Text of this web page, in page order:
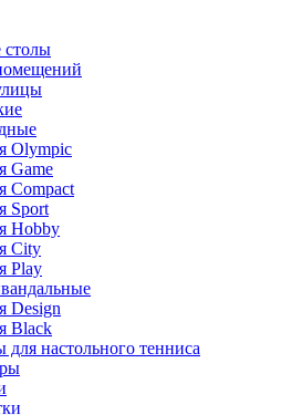
столы
Olympic
Game
Compact
Sport
Hobby
City
Play
Design
Black
для настольного тенниса